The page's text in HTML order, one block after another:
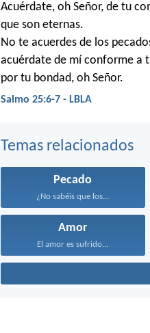
Acuérdate, oh Señor, de tu
que son eternas.
No te acuerdes de los
acuérdate de mí conforme a
por tu bondad, oh Señor.
Salmo 25:6-7 - LBLA
Temas relacionados
Pecado
¿No sabéis que los...
Amor
El amor es sufrido...